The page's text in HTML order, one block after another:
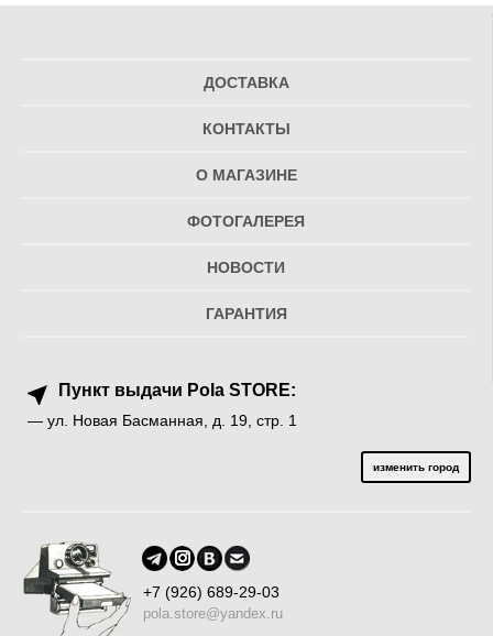
ДОСТАВКА
КОНТАКТЫ
О МАГАЗИНЕ
ФОТОГАЛЕРЕЯ
НОВОСТИ
ГАРАНТИЯ
Пункт выдачи Pola STORE:
— ул. Новая Басманная, д. 19, стр. 1
изменить город
+7 (926) 689-29-03
pola.store@yandex.ru